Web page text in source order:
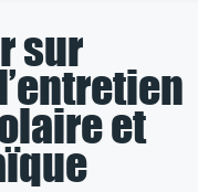
sur
et